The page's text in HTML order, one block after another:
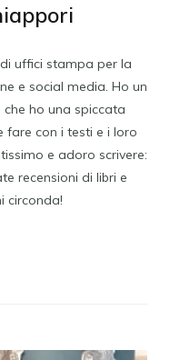
uffici stampa per la
e social media. Ho un
ho una spiccata
fare con i testi e i loro
e adoro scrivere:
recensioni di libri e
circonda!